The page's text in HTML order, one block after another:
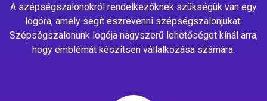
A szépségszalonokról rendelkezőknek szükségük van egy
logóra, amely segít észrevenni szépségszalonjukat.
Szépségszalonunk logója nagyszerű lehetőséget kínál arra,
hogy emblémát készítsen vállalkozása számára.